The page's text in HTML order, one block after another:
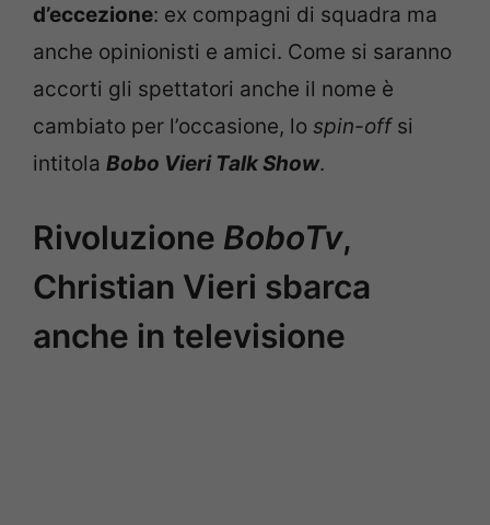
d’eccezione: ex compagni di squadra ma
anche opinionisti e amici. Come si saranno
accorti gli spettatori anche il nome è
cambiato per l’occasione, lo spin-offsi
intitola Bobo Vieri Talk Show.
Rivoluzione BoboTv,
Christian Vieri sbarca
anche in televisione